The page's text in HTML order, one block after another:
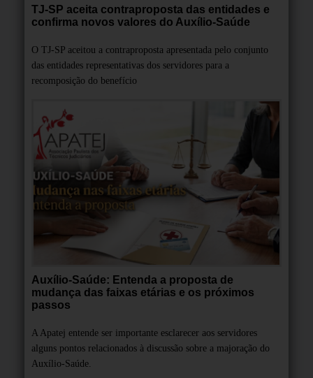
TJ-SP aceita contraproposta das entidades e
confirma novos valores do Auxílio-Saúde
O TJ-SP aceitou a contraproposta apresentada pelo conjunto
das entidades representativas dos servidores para a
recomposição do benefício
Auxílio-Saúde: Entenda a proposta de
mudança das faixas etárias e os próximos
passos
A Apatej entende ser importante esclarecer aos servidores
alguns pontos relacionados à discussão sobre a majoração do
Auxílio-Saúde.